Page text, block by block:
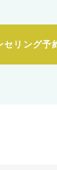
セリング予